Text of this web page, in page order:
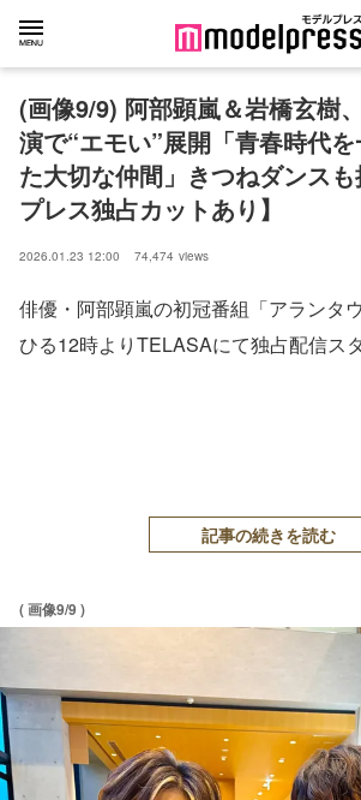
(画像9/9) 阿部顕嵐＆岩橋玄樹
演で“エモい”展開「青春時代
た大切な仲間」きつねダンス
プレス独占カットあり】
2026.01.23 12:00 74,474 views
俳優・阿部顕嵐の初冠番組「アランタ
ひる12時よりTELASAにて独占配信ス
記事の続きを読む
( 画像9/9 )